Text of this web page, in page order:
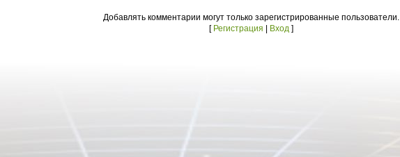
Добавлять комментарии могут только зарегистрированные пользователи.
[ Регистрация Вход ]